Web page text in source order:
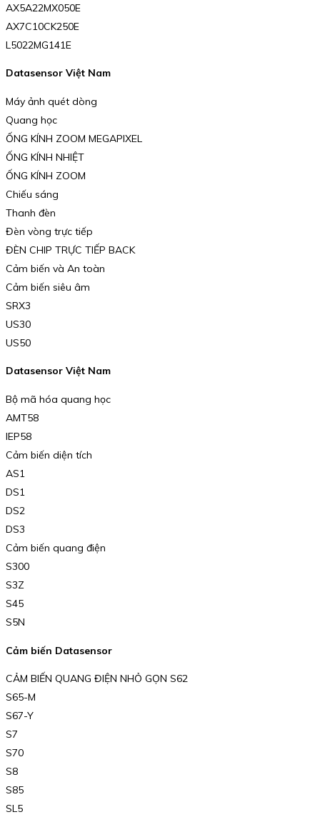
AX5A22MX050E
AX7C10CK250E
L5022MG141E
Datasensor Việt Nam
Máy ảnh quét dòng
Quang học
ỐNG KÍNH ZOOM MEGAPIXEL
ỐNG KÍNH NHIỆT
ỐNG KÍNH ZOOM
Chiếu sáng
Thanh đèn
Đèn vòng trực tiếp
ĐÈN CHIP TRỰC TIẾP BACK
Cảm biến và An toàn
Cảm biến siêu âm
SRX3
US30
US50
Datasensor Việt Nam
Bộ mã hóa quang học
AMT58
IEP58
Cảm biến diện tích
AS1
DS1
DS2
DS3
Cảm biến quang điện
S300
S3Z
S45
S5N
Cảm biến Datasensor
CẢM BIẾN QUANG ĐIỆN NHỎ GỌN S62
S65-M
S67-Y
S7
S70
S8
S85
SL5